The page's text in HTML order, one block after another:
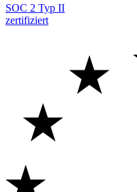
SOC 2 Typ II
zertifiziert